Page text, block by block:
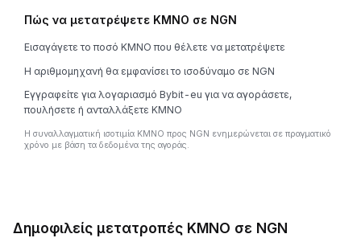
Πώς να μετατρέψετε KMNO σε NGN
Εισαγάγετε το ποσό KMNO που θέλετε να μετατρέψετε
Η αριθμομηχανή θα εμφανίσει το ισοδύναμο σε NGN
Εγγραφείτε για λογαριασμό Bybit-eu για να αγοράσετε,
πουλήσετε ή ανταλλάξετε KMNO
Η συναλλαγματική ισοτιμία KMNO προς NGN ενημερώνεται σε πραγματικό
χρόνο με βάση τα δεδομένα της αγοράς.
Δημοφιλείς μετατροπές KMNO σε NGN